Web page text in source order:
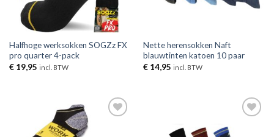
Halfhoge werksokken SOGZz FX
pro quarter 4-pack
€19,95 incl. BTW
Nette herensokken Naft
blauwtinten katoen 10 paar
€14,95 incl. BTW